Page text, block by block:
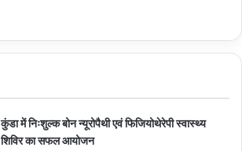
कुंडा में निःशुल्क बोन न्यूरोपैथी एवं फिजियोथेरेपी स्वास्थ्य
शिविर का सफल आयोजन